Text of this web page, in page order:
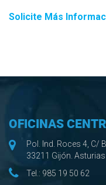
Solicite Más
OFICINAS
Pol. Ind. Roces 4, C/
33211 Gijón. Asturias
Tel.: 985 19 50 62